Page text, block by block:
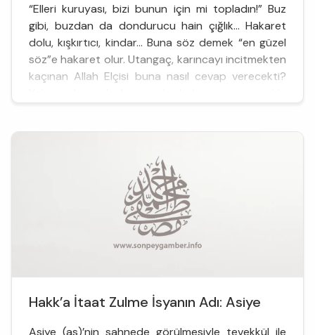
“Elleri kuruyası, bizi bunun için mi topladın!” Buz
gibi, buzdan da dondurucu hain çığlık… Hakaret
dolu, kışkırtıcı, kindar… Buna söz demek “en güzel
söz”e hakaret olur. Utangaç, karıncayı incitmekten
kaçınan Allah Elçisi buna nasıl cevap verecekti?
Hakk’a İtaat Zulme İsyanın Adı: Asiye
Asiye (as)’nin sahnede görülmesiyle tevekkül ile